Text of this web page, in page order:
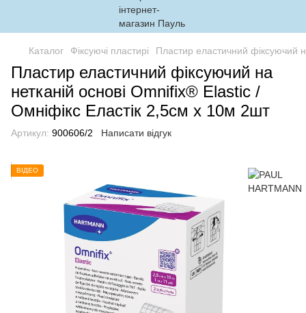
Каталог Фіксуючі пластирі Пластир еластичний фіксуючий
Пластир еластичний фіксуючий на
нетканій основі Omnifix® Elastic /
Омніфікс Еластік 2,5см х 10м 2шт
Артикул: 900606/2 Написати відгук
ВІДЕО